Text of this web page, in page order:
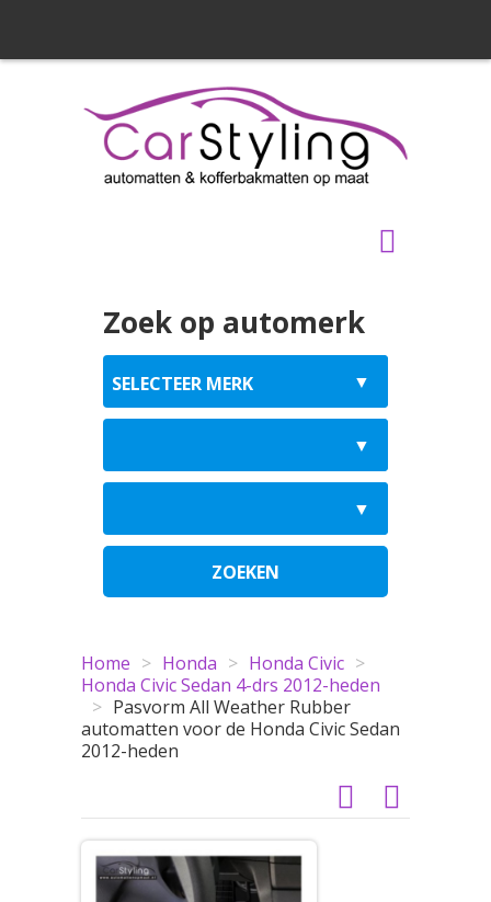
Zoek op automerk
ZOEKEN
Home > Honda > Honda Civic >
Honda Civic Sedan 4-drs 2012-heden
> Pasvorm All Weather Rubber
automatten voor de Honda Civic Sedan
2012-heden